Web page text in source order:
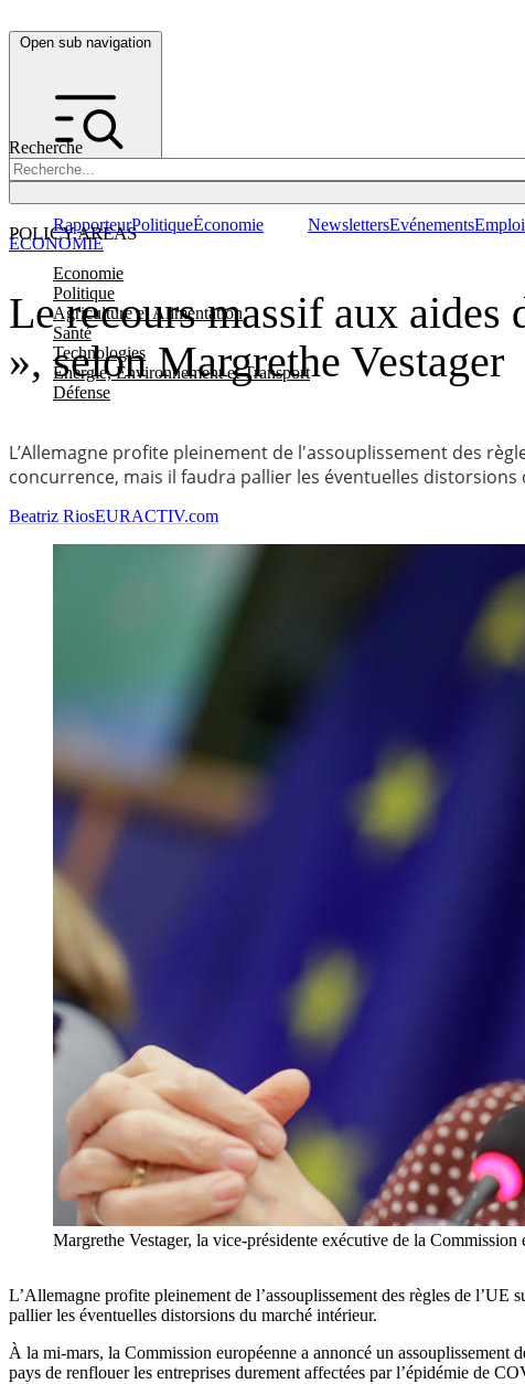
Open sub navigation
Recherche
POLICY AREAS
Economie
Politique
Agriculture et Alimentation
Santé
Technologies
Energie, Environnement et Transport
Défense
RapporteurPolitiqueÉconomie NewslettersEvénements
Le recours massif aux
», selon Margrethe Vestager
L’Allemagne profite pleinement de l'assouplissement des
concurrence, mais il faudra pallier les éventuelles
ÉCONOMIE
Beatriz RiosEURACTIV.com
Margrethe Vestager, la vice-présidente exécutive de la
L’Allemagne profite pleinement de l’assouplissement des règles de
pallier les éventuelles distorsions du marché intérieur.
À la mi-mars, la Commission européenne a annoncé un assouplissement
pays de renflouer les entreprises durement affectées par l’épidémie de